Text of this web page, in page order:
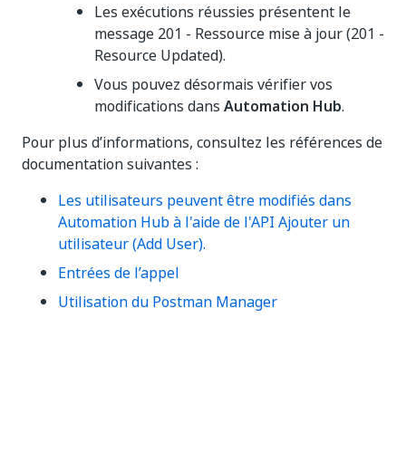
Les exécutions réussies présentent le
message 201 - Ressource mise à jour (201 -
Resource Updated).
Vous pouvez désormais vérifier vos
modifications dans Automation Hub.
Pour plus d’informations, consultez les références de
documentation suivantes :
Les utilisateurs peuvent être modifiés dans
Automation Hub à l'aide de l'API Ajouter un
utilisateur (Add User).
Entrées de l’appel
Utilisation du Postman Manager